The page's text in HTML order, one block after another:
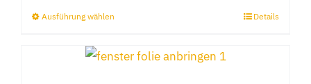
gewählt
Ausführung wählen
weist
Details